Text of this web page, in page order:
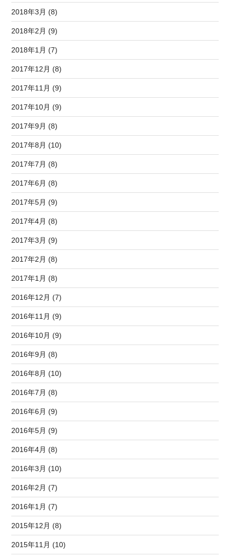
2018年3月 (8)
2018年2月 (9)
2018年1月 (7)
2017年12月 (8)
2017年11月 (9)
2017年10月 (9)
2017年9月 (8)
2017年8月 (10)
2017年7月 (8)
2017年6月 (8)
2017年5月 (9)
2017年4月 (8)
2017年3月 (9)
2017年2月 (8)
2017年1月 (8)
2016年12月 (7)
2016年11月 (9)
2016年10月 (9)
2016年9月 (8)
2016年8月 (10)
2016年7月 (8)
2016年6月 (9)
2016年5月 (9)
2016年4月 (8)
2016年3月 (10)
2016年2月 (7)
2016年1月 (7)
2015年12月 (8)
2015年11月 (10)